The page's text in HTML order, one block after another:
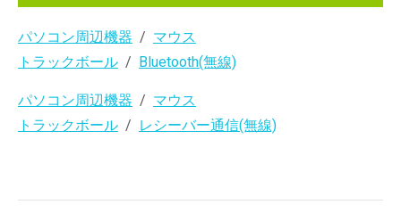
パソコン周辺機器
マウス
トラックボール
Bluetooth(無線)
パソコン周辺機器
マウス
トラックボール
レシーバー通信(無線)